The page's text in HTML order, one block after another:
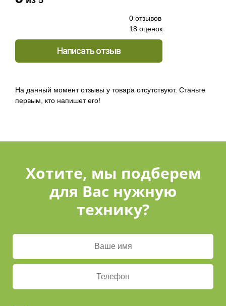
0 отзывов
18 оценок
Написать отзыв
На данный момент отзывы у товара отсутствуют. Станьте
первым, кто напишет его!
Хотите, мы подберем
для Вас нужную
технику?